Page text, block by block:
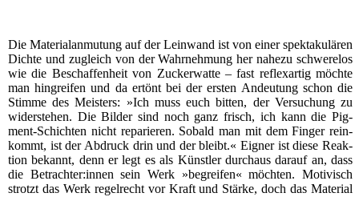
Die Mate­ri­al­an­mu­tung auf der Lein­wand ist von einer spek­ta­ku­lä­ren
Dich­te und zugleich von der Wahr­neh­mung her nahe­zu schwe­re­los
wie die Beschaf­fen­heit von Zucker­wat­te – fast reflex­ar­tig möch­te
man hin­grei­fen und da ertönt bei der ers­ten Andeu­tung schon die
Stim­me des Meis­ters: »Ich muss euch bit­ten, der Ver­su­chung zu
wider­ste­hen. Die Bil­der sind noch ganz frisch, ich kann die Pig­
ment-Schich­ten nicht repa­rie­ren. Sobald man mit dem Fin­ger rein­
kommt, ist der Abdruck drin und der bleibt.« Eig­ner ist die­se Reak­
ti­on bekannt, denn er legt es als Künst­ler durch­aus dar­auf an, dass
die Betrachter:innen sein Werk »begrei­fen« möch­ten. Moti­visch
strotzt das Werk regel­recht vor Kraft und Stär­ke, doch das Mate­ri­al